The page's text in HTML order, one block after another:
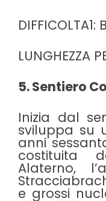
DIFFICOLTA1:
LUNGHEZZA
5. Sentiero
Inizia dal
sviluppa su
anni
costituita
Alaterno,
e grossi